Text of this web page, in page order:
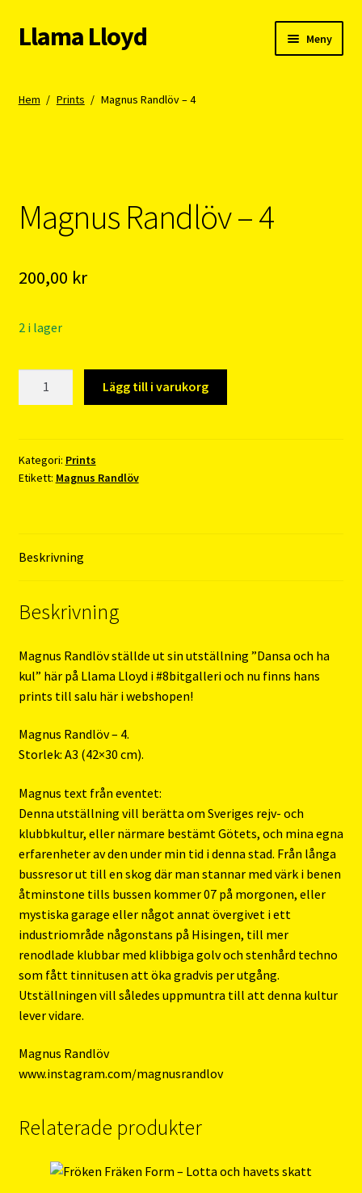
Hoppa
till
Hoppa
till
Llama Lloyd Meny
Blogg
Hem / Prints / Magnus Randlöv – 4
Magnus Randlöv – 4
200,00 kr
2 i lager
mängd
Lägg till i varukorg
Kategori: Prints
Etikett: Magnus Randlöv
Beskrivning
Beskrivning
Magnus Randlöv ställde ut sin utställning ”Dansa och ha
kul” här på Llama Lloyd i#8bitgallerioch nu finns hans
prints till salu här i webshopen!
Magnus Randlöv – 4.
Storlek: A3 (42×30 cm).
Magnus text från eventet:
Denna utställning vill berätta om Sveriges rejv- och
klubbkultur, eller närmare bestämt Götets, och mina egna
erfarenheter av den under min tid i denna stad. Från långa
bussresor ut till en skog där man stannar med värk i benen
åtminstone tills bussen kommer 07 på morgonen, eller
mystiska garage eller något annat övergivet i ett
industriområde någonstans på Hisingen, till mer
renodlade klubbar med klibbiga golv och stenhård techno
som fått tinnitusen att öka gradvis per utgång.
Utställningen vill således uppmuntra till att denna kultur
lever vidare.
Magnus Randlöv
www.instagram.com/magnusrandlov
Relaterade produkter